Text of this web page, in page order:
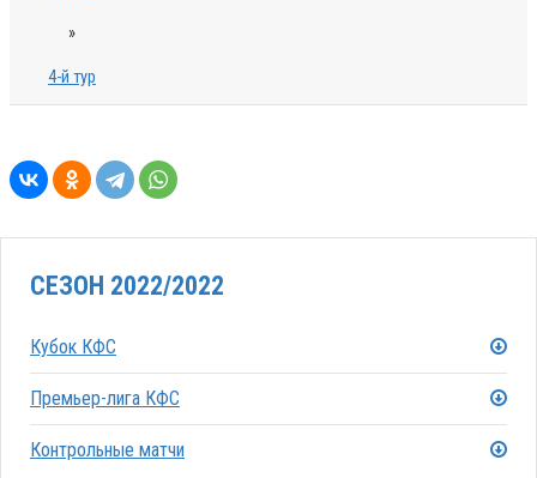
»
4-й тур
СЕЗОН 2022/2022
Кубок КФС
Премьер-лига КФС
Контрольные матчи